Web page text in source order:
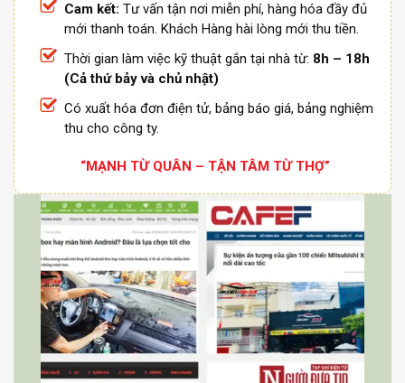
Cam kết: Tư vấn tận nơi miễn phí, hàng hóa đầy đủ
mới thanh toán. Khách Hàng hài lòng mới thu tiền.
Thời gian làm việc kỹ thuật gắn tại nhà từ: 8h – 18h
(Cả thứ bảy và chủ nhật)
Có xuất hóa đơn điện tử, bảng báo giá, bảng nghiệm
thu cho công ty.
“MẠNH TỪ QUÂN – TẬN TÂM TỪ THỢ”